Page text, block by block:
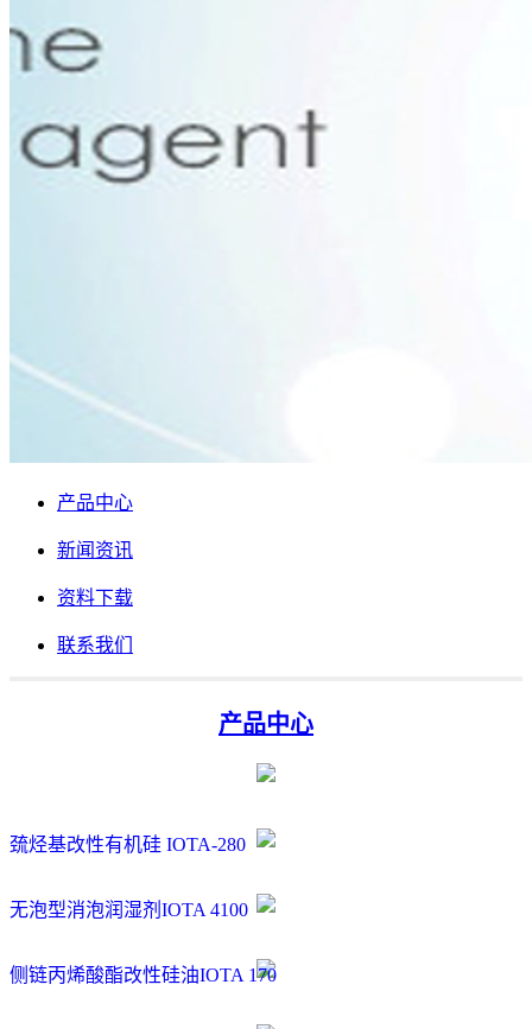
产品中心
新闻资讯
资料下载
联系我们
产品中心
巯烃基改性有机硅 IOTA-280
无泡型消泡润湿剂IOTA 4100
侧链丙烯酸酯改性硅油IOTA 170